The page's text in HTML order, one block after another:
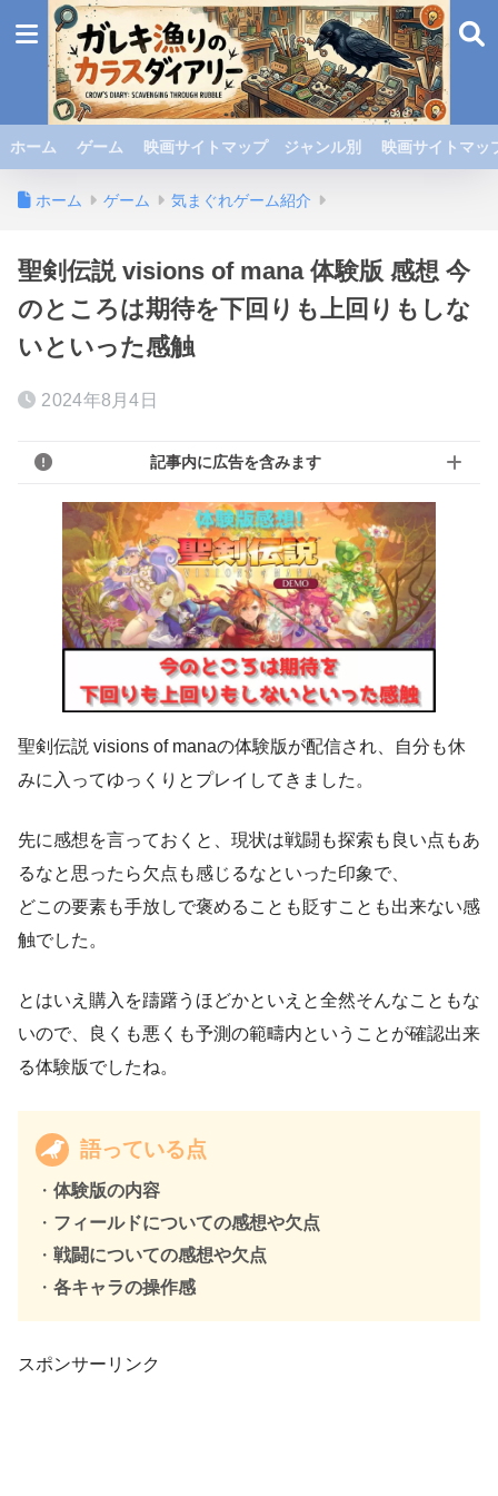
ホーム ゲーム 映画サイトマップ ジャンル別 映画サイトマ
ホーム ゲーム 気まぐれゲーム紹介
聖剣伝説 visions of mana 体験版 感想 今
のところは期待を下回りも上回りもしな
いといった感触
2024年8月4日
記事内に広告を含みます
聖剣伝説 visions of manaの体験版が配信され、自分も休
みに入ってゆっくりとプレイしてきました。
先に感想を言っておくと、現状は戦闘も探索も良い点もあ
るなと思ったら欠点も感じるなといった印象で、
どこの要素も手放しで褒めることも貶すことも出来ない感
触でした。
とはいえ購入を躊躇うほどかといえと全然そんなこともな
いので、良くも悪くも予測の範疇内ということが確認出来
る体験版でしたね。
語っている点
・ 体験版の内容
・ フィールドについての感想や欠点
・ 戦闘についての感想や欠点
・ 各キャラの操作感
スポンサーリンク